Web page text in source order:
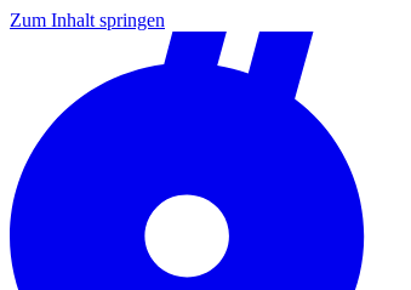
Zum Inhalt springen